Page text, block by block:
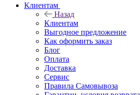
Клиентам
Назад
Клиентам
Выгодное предложение
Как оформить заказ
Блог
Оплата
Доставка
Сервис
Правила Самовывоза